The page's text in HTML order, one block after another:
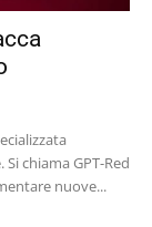
chiama GPT-Red
nuove...